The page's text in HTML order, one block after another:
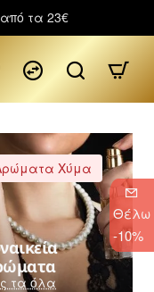
Θέλω
-10%
τα 23€
Χύμα
τα όλα